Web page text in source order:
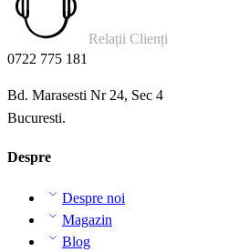
Relații Clienți
0722 775 181
Bd. Marasesti Nr 24, Sec 4
Bucuresti.
Despre
Despre noi
Magazin
Blog